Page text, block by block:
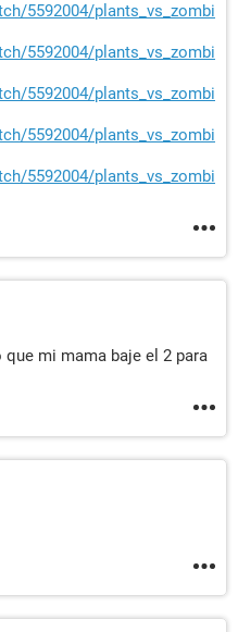
5592004/plants_vs_zombi
5592004/plants_vs_zombi
5592004/plants_vs_zombi
5592004/plants_vs_zombi
5592004/plants_vs_zombi
mi mama baje el 2 para